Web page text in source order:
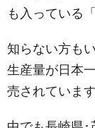
も入っている
知らない方も
生産量が日本
売されています